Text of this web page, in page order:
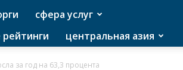
сфера услуг
рейтинги центральная азия
за год на 63,3 процента